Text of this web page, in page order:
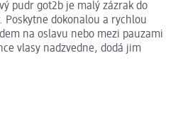
pudr got2b je malý zázrak do
Poskytne dokonalou a rychlou
na oslavu nebo mezi pauzami
vlasy nadzvedne, dodá jim